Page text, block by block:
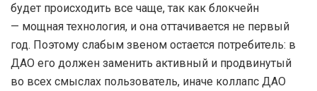
будет происходить все чаще, так как блокчейн
— мощная технология, и она оттачивается не первый
год. Поэтому слабым звеном остается потребитель: в
ДАО его должен заменить активный и продвинутый
во всех смыслах пользователь, иначе коллапс ДАО